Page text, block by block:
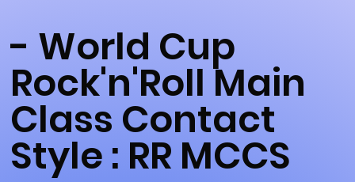
- World Cup
Rock'n'Roll Main
Class Contact
Style : RR MCCS